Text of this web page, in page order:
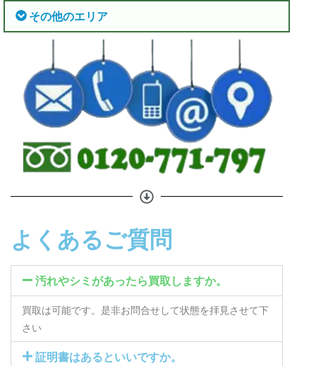
その他のエリア
よくあるご質問
汚れやシミがあったら買取しますか。
買取は可能です。是非お問合せして状態を拝見させて下
さい
証明書はあるといいですか。